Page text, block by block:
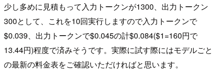
少し多めに見積もって入力トークンが1300、出力トークン
300として、これを10回実行しますので入力トークンで
$0.039、出力トークンで$0.045の計$0.084($1=160円で
13.44円)程度で済みそうです。実際に試す際にはモデルごと
の最新の料金表をご確認いただければと思います。